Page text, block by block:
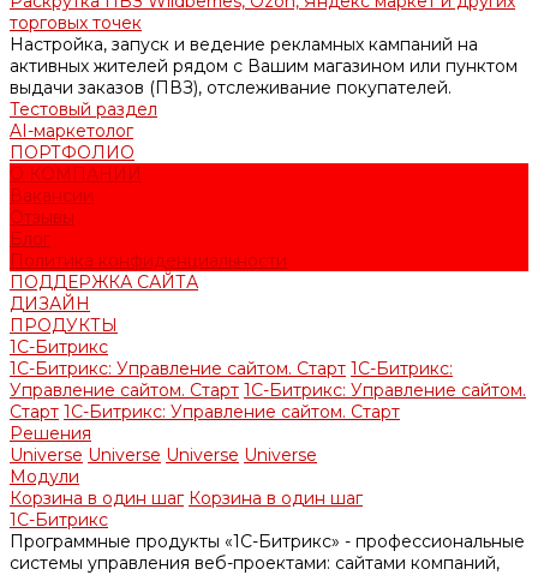
торговых точек
Настройка, запуск и ведение рекламных кампаний на
активных жителей рядом с Вашим магазином или пунктом
выдачи заказов (ПВЗ), отслеживание покупателей.
Тестовый раздел
AI-маркетолог
ПОРТФОЛИО
О КОМПАНИИ
Вакансии
Отзывы
Блог
Политика конфиденциальности
ПОДДЕРЖКА САЙТА
ДИЗАЙН
ПРОДУКТЫ
1С-Битрикс
1С-Битрикс: Управление сайтом. Старт 1С-Битрикс:
Управление сайтом. Старт 1С-Битрикс: Управление сайтом.
Старт 1С-Битрикс: Управление сайтом. Старт
Решения
Universe Universe Universe Universe
Модули
Корзина в один шаг Корзина в один шаг
1С-Битрикс
Программные продукты «1С-Битрикс» - профессиональные
системы управления веб-проектами: сайтами компаний,